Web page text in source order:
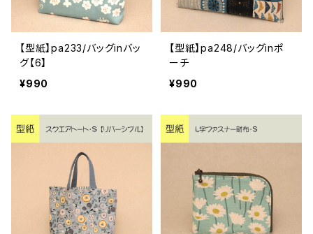
【型紙】pa233/バッグinバッ
グ【6】
¥990
【型紙】pa248/バッグinポ
ーチ
¥990